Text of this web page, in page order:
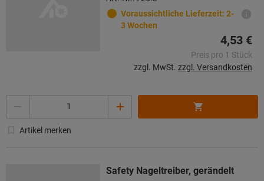
Voraussichtliche Lieferzeit: 2-
3 Wochen
4,53 €
Preis pro 1 Stück
zzgl. MwSt. zzgl. Versandkosten
Artikel merken
Safety Nageltreiber, gerändelt